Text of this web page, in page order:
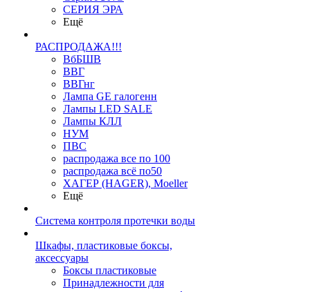
СЕРИЯ ЭРА
Ещё
РАСПРОДАЖА!!!
ВбБШВ
ВВГ
ВВГнг
Лампа GE галогенн
Лампы LED SALE
Лампы КЛЛ
НУМ
ПВС
распродажа все по 100
распродажа всё по50
ХАГЕР (HAGER), Moeller
Ещё
Система контроля протечки воды
Шкафы, пластиковые боксы,
аксессуары
Боксы пластиковые
Принадлежности для